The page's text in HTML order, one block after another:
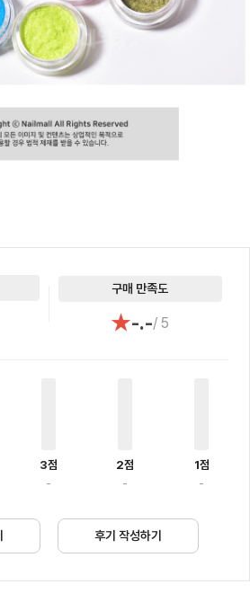
구매 만족도
★-.-/ 5
3점
-
2점
-
1점
-
후기 작성하기